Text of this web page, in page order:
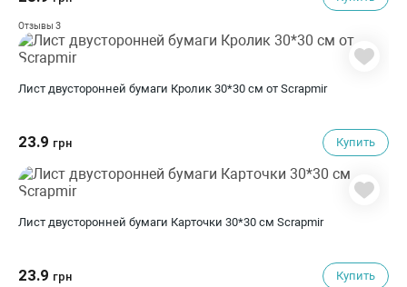
Отзывы 3
Лист двусторонней бумаги Кролик 30*30 см от Scrapmir
23.9 грн Купить
Лист двусторонней бумаги Карточки 30*30 см Scrapmir
23.9 грн Купить